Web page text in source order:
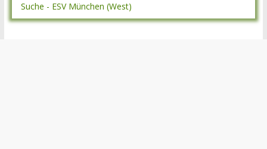
Suche - ESV München (West)